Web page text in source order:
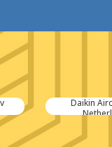
Trident